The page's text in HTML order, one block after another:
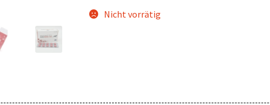
Nicht vorrätig